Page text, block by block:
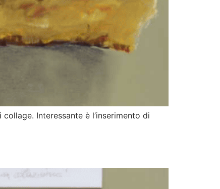
Interessante è l’inserimento di